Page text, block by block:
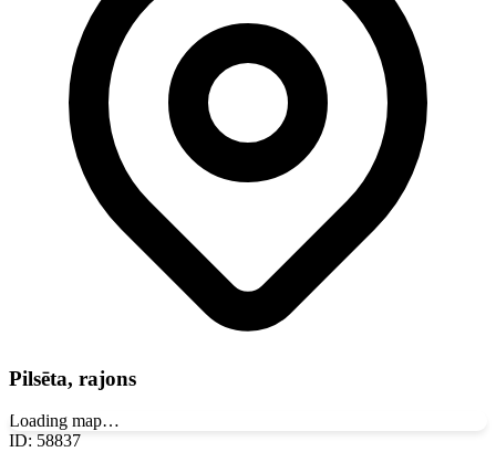
Pilsēta, rajons
Loading map…
ID: 58837